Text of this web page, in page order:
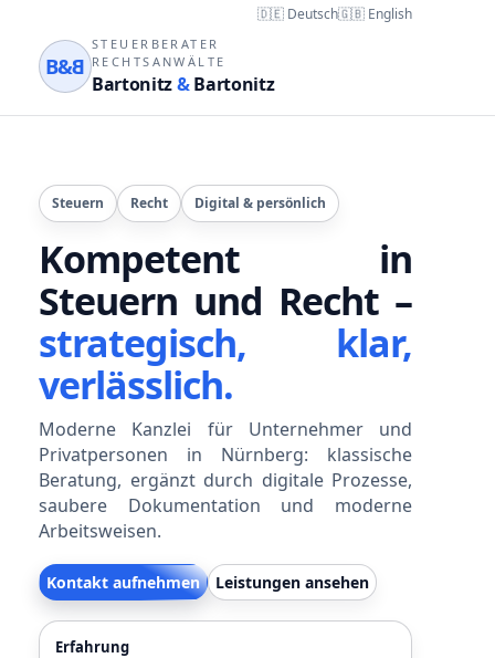
🇩🇪 Deutsch🇬🇧 English
B&B
STEUERBERATER
RECHTSANWÄLTE
Bartonitz&Bartonitz
Steuern Recht Digital & persönlich
Kompetent in
Steuern und Recht –
strategisch, klar,
verlässlich.
Moderne Kanzlei für Unternehmer und
Privatpersonen in Nürnberg: klassische
Beratung, ergänzt durch digitale Prozesse,
saubere Dokumentation und moderne
Arbeitsweisen.
Kontakt aufnehmen Leistungen ansehen
Erfahrung